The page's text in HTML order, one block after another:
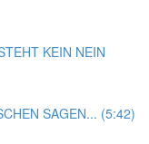
KEIN NEIN
SAGEN... (5:42)